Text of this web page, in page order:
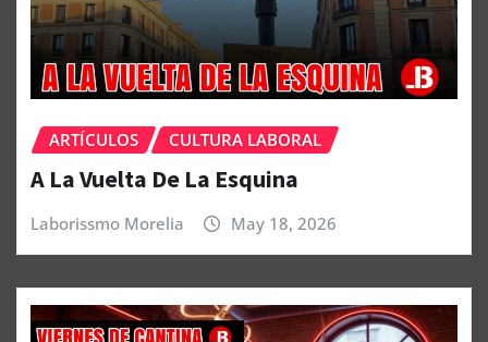
ARTÍCULOS CULTURA LABORAL
A La Vuelta De La Esquina
Laborissmo Morelia May 18, 2026